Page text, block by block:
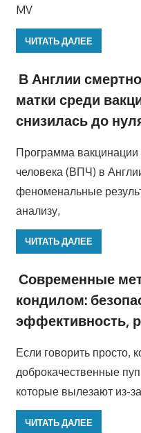
MV
ЧИТАТЬ ДАЛЕЕ
В Англии
матки среди
снизилась до
Программа
человека (ВПЧ) в
феноменальные
анализу,
ЧИТАТЬ ДАЛЕЕ
Современные
кондилом:
эффективность,
Если говорить просто,
доброкачественные
которые вылезают из-
ЧИТАТЬ ДАЛЕЕ